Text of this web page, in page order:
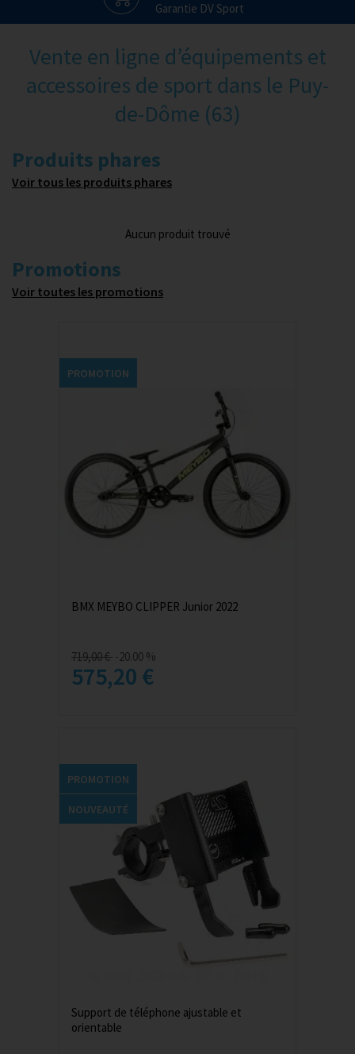
Garantie DV Sport
Vente en ligne d’équipements et
accessoires de sport dans le Puy-
de-Dôme (63)
Produits phares
Voir tous les produits phares
Aucun produit trouvé
Promotions
Voir toutes les promotions
PROMOTION
BMX MEYBO CLIPPER Junior 2022
719,00 € -20.00 %
575,20 €
PROMOTION
NOUVEAUTÉ
Support de téléphone ajustable et
orientable